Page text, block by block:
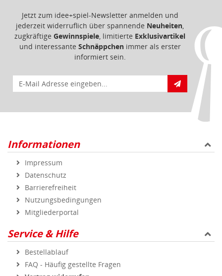
Jetzt zum idee+spiel-Newsletter anmelden und
jederzeit widerruflich über spannende Neuheiten,
zugkräftige Gewinnspiele, limitierte Exklusivartikel
und interessante Schnäppchenimmer als erster
informiert sein.
E-Mail für Newsletteranmeldung
Informationen
Impressum
Datenschutz
Barrierefreiheit
Nutzungsbedingungen
Mitgliederportal
Service & Hilfe
Bestellablauf
FAQ - Häufig gestellte Fragen